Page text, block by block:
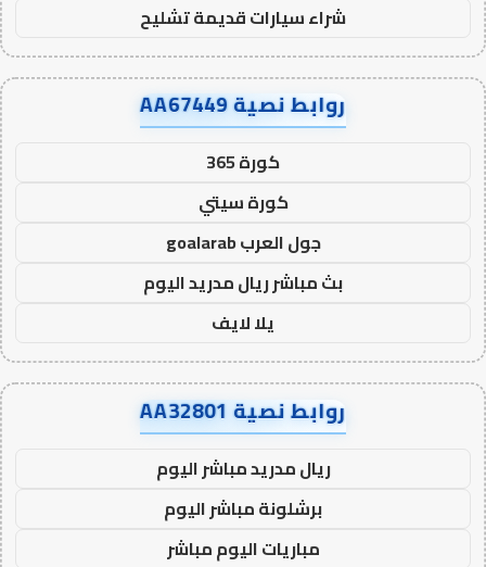
شراء سيارات قديمة تشليح
روابط نصية AA67449
كورة 365
كورة سيتي
جول العرب goalarab
بث مباشر ريال مدريد اليوم
يلا لايف
روابط نصية AA32801
ريال مدريد مباشر اليوم
برشلونة مباشر اليوم
مباريات اليوم مباشر